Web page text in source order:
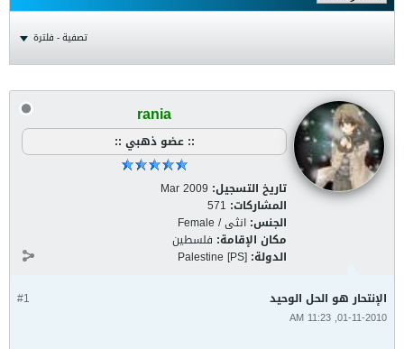
تصفية - فلترة
rania
:: عضو ذهبي ::
تاريخ التسجيل: Mar 2009
المشاركات: 571
الجنس: انثى / Female
مكان الإقامة: فلسطين
الدولة: Palestine [PS]
#1 الإنتحار هو الحل الوحيد
01-11-2010, 11:23 AM